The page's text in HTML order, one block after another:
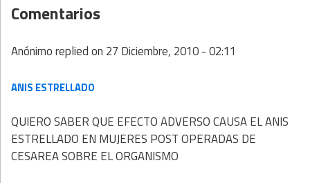
Comentarios
Anónimoreplied on 27 Diciembre, 2010 - 02:11
ANIS ESTRELLADO
QUIERO SABER QUE EFECTO ADVERSO CAUSA EL ANIS
ESTRELLADO EN MUJERES POST OPERADAS DE
CESAREA SOBRE EL ORGANISMO